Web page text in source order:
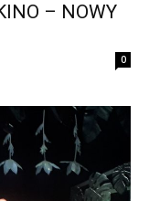
– NOWY
0